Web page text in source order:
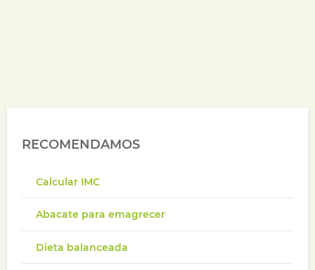
RECOMENDAMOS
Calcular IMC
Abacate para emagrecer
Dieta balanceada